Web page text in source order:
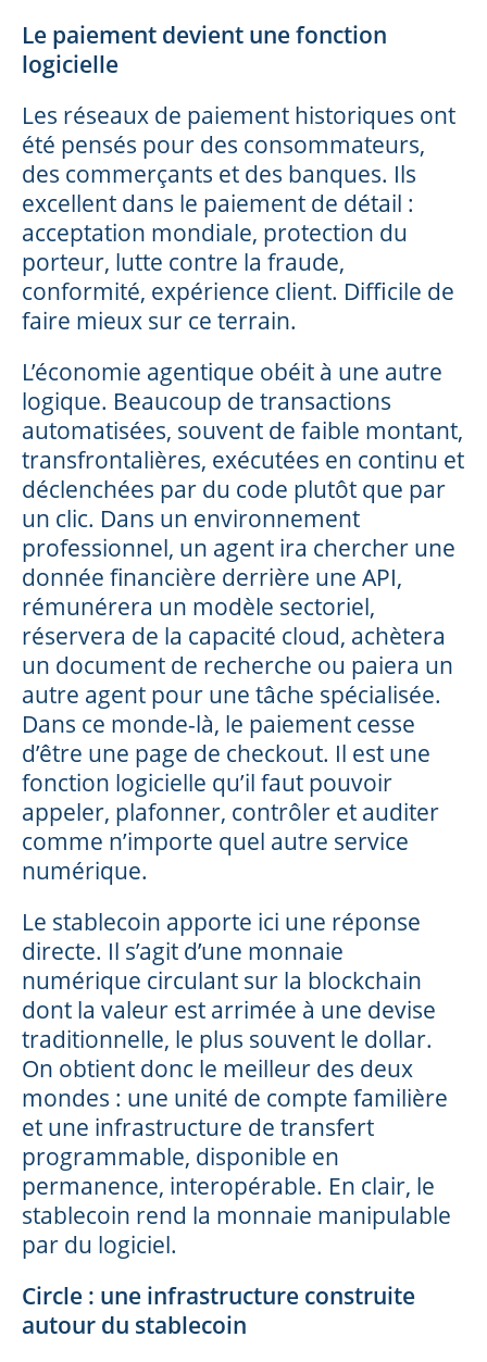
Le paiement devient une fonction
logicielle
Les réseaux de paiement historiques ont
été pensés pour des consommateurs,
des commerçants et des banques. Ils
excellent dans le paiement de détail :
acceptation mondiale, protection du
porteur, lutte contre la fraude,
conformité, expérience client. Difficile de
faire mieux sur ce terrain.
L’économie agentique obéit à une autre
logique. Beaucoup de transactions
automatisées, souvent de faible montant,
transfrontalières, exécutées en continu et
déclenchées par du code plutôt que par
un clic. Dans un environnement
professionnel, un agent ira chercher une
donnée financière derrière une API,
rémunérera un modèle sectoriel,
réservera de la capacité cloud, achètera
un document de recherche ou paiera un
autre agent pour une tâche spécialisée.
Dans ce monde-là, le paiement cesse
d’être une page de checkout. Il est une
fonction logicielle qu’il faut pouvoir
appeler, plafonner, contrôler et auditer
comme n’importe quel autre service
numérique.
Le stablecoin apporte ici une réponse
directe. Il s’agit d’une monnaie
numérique circulant sur la blockchain
dont la valeur est arrimée à une devise
traditionnelle, le plus souvent le dollar.
On obtient donc le meilleur des deux
mondes : une unité de compte familière
et une infrastructure de transfert
programmable, disponible en
permanence, interopérable. En clair, le
stablecoin rend la monnaie manipulable
par du logiciel.
Circle : une infrastructure construite
autour du stablecoin